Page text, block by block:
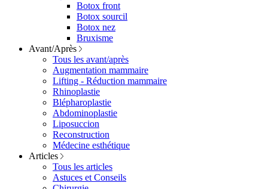
Botox front
Botox sourcil
Botox nez
Bruxisme
Avant/Après
Tous les avant/après
Augmentation mammaire
Lifting - Réduction mammaire
Rhinoplastie
Blépharoplastie
Abdominoplastie
Liposuccion
Reconstruction
Médecine esthétique
Articles
Tous les articles
Astuces et Conseils